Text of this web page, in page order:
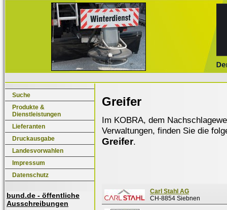
Suche
Produkte &
Dienstleistungen
Lieferanten
Druckausgabe
Landesvorwahlen
Impressum
Datenschutz
bund.de - öffentliche
Ausschreibungen
Greifer
Im KOBRA, dem
Verwaltungen, finden Sie die
Greifer.
Carl Stahl AG
CH-8854 Siebnen